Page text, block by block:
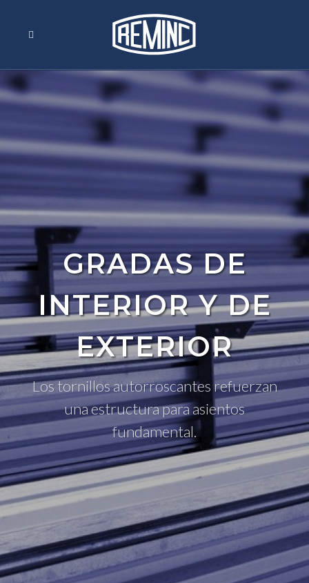
GRADAS DE
INTERIOR Y DE
EXTERIOR
Los tornillos autorroscantes refuerzan
una estructura para asientos
fundamental.